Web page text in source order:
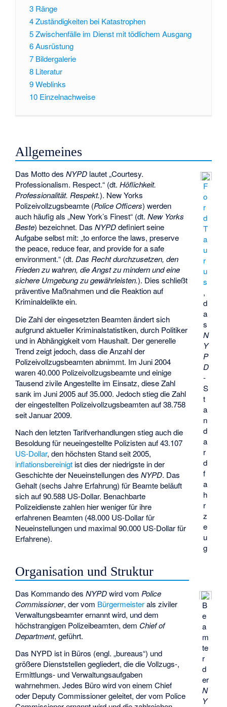
3 Ränge
4Zuständigkeiten bei Katastrophen
5Zwischenfälle im Dienst mit tödlichem Ausgang
6Ausrüstung
7 Bildergalerie
8 Literatur
9Weblinks
10 Einzelnachweise
Allgemeines
F
o
r
d
T
a
u
r
u
s
,
d
a
s
N
Y
P
D
-
S
t
a
n
d
a
r
d
f
a
h
r
z
e
u
g
Das Motto desNYPD lautet „Courtesy.
Professionalism. Respect.“ (dt.Höflichkeit.
Professionalität. Respekt.). New Yorks
Polizeivollzugsbeamte (Police Officers) werden
auch häufig als „New York’s Finest“ (dt.New Yorks
Beste) bezeichnet. DasNYPDdefiniert seine
Aufgabe selbst mit: „to enforce the laws, preserve
the peace, reduce fear, and provide for a safe
environment.“ (dt.Das Recht durchzusetzen, den
Frieden zu wahren, die Angst zu mindern und eine
sichere Umgebung zu gewährleisten.). Dies schließt
präventive Maßnahmen und die Reaktion auf
Kriminaldelikte ein.
Die Zahl der eingesetzten Beamten ändert sich
aufgrund aktueller Kriminalstatistiken, durch Politiker
und in Abhängigkeit vom Haushalt. Der generelle
Trend zeigt jedoch, dass die Anzahl der
Polizeivollzugsbeamten abnimmt. Im Juni 2004
waren 40.000 Polizeivollzugsbeamte und einige
Tausend zivile Angestellte im Einsatz, diese Zahl
sank im Juni 2005 auf 35.000. Jedoch stieg die Zahl
der eingestellten Polizeivollzugsbeamten auf 38.758
seit Januar 2009.
Nach den letzten Tarifverhandlungen stieg auch die
Besoldung für neueingestellte Polizisten auf 43.107
US-Dollar, den höchsten Stand seit 2005,
inflationsbereinigt ist dies der niedrigste in der
Geschichte der Neueinstellungen desNYPD. Das
Gehalt (sechs Jahre Erfahrung) für Beamte beläuft
sich auf 90.588 US-Dollar. Benachbarte
Polizeidienste zahlen hier weniger für ihre
erfahrenen Beamten (48.000 US-Dollar für
Neueinstellungen und maximal 90.000 US-Dollar für
Erfahrene).
Organisation und Struktur
B
e
a
m
te
r
d
er
N
Y
Das Kommando desNYPDwird vom Police
Commissioner, der vom Bürgermeisterals ziviler
Verwaltungsbeamter ernannt wird, und dem
höchstrangigen Polizeibeamten, dem Chief of
Department, geführt.
Das NYPD ist in Büros (engl. „bureaus“) und
größere Dienststellen gegliedert, die die Vollzugs-,
Ermittlungs- und Verwaltungsaufgaben
wahrnehmen. Jedes Büro wird von einem Chief
oder Deputy Commissioner geleitet, der vom Police